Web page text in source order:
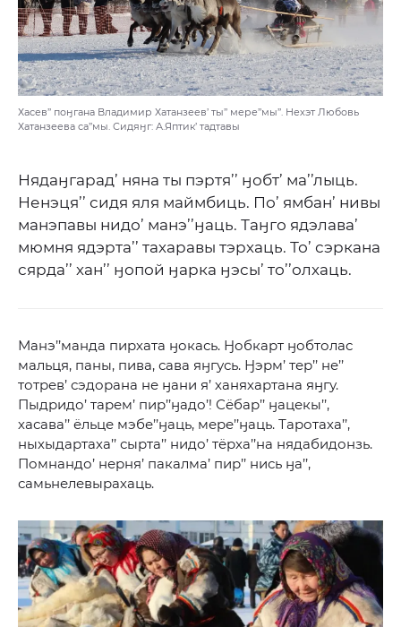
Хасев’’ поӈгана Владимир Хатанзеев’ ты’’ мере’’мы’’. Нехэт Любовь
Хатанзеева са’’мы. Сидяӈг: А.Яптик’ тадтавы
Нядаӈгарад’ няна ты пэртя’’ ӈобт’ ма’’лыць.
Ненэця’’ сидя яля маймбиць. По’ ямбан’ нивы
манэпавы нидо’ манэ’’ӈаць. Таӈго ядэлава’
мюмня ядэрта’’ тахаравы тэрхаць. То’ сэркана
сярда’’ хан’’ ӈопой ӈарка ӈэсы’ то’’олхаць.
Манэ’’манда пирхата ӈокась. Ӈобкарт ӈобтолас
мальця, паны, пива, сава яӈгусь. Ӈэрм’ тер’’ не’’
тотрев’ сэдорана не ӈани я’ ханяхартана яӈгу.
Пыдридо’ тарем’ пир’’ӈадо’! Сёбар’’ ӈацекы’’,
хасава’’ ёльце мэбе’’ӈаць, мере’’ӈаць. Таротаха’’,
ныхыдартаха’’ сырта’’ нидо’ тёрха’’на нядабидонзь.
Помнандо’ нерня’ пакалма’ пир’’ нись ӈа’’,
самьнелевырахаць.